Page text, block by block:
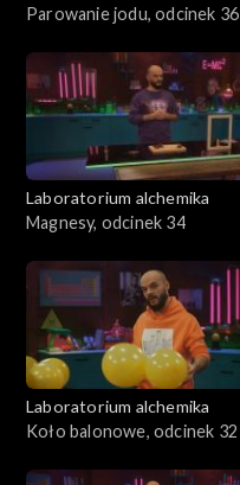
Parowanie jodu, odcinek 36
Laboratorium alchemika
Magnesy, odcinek 34
Laboratorium alchemika
Koło balonowe, odcinek 32